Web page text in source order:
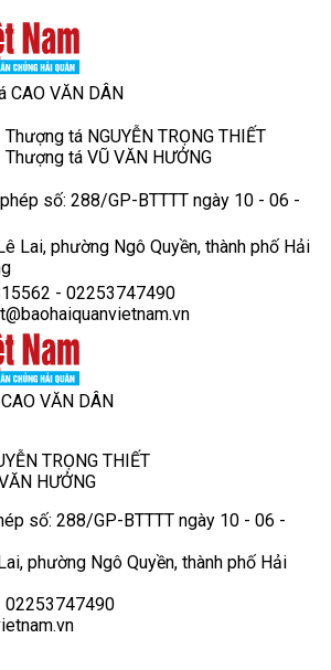
CAO VĂN DÂN
Thượng tá NGUYỄN TRỌNG THIẾT
Thượng tá VŨ VĂN HƯỞNG
số: 288/GP-BTTTT ngày 10 - 06 -
Lai, phường Ngô Quyền, thành phố Hải
- 02253747490
VĂN DÂN
TRỌNG THIẾT
HƯỞNG
số: 288/GP-BTTTT ngày 10 - 06 -
phường Ngô Quyền, thành phố Hải
02253747490